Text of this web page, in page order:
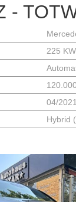
-
225
04/2021
Hybrid